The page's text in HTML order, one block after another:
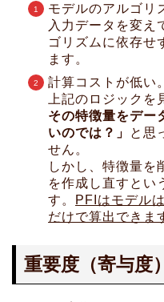
モデルのアルゴリ
入力データを変え
ゴリズムに依存せ
ます。
計算コストが低い。
上記のロジックを
その特徴量をデー
いのでは？」
と思
せん。
しかし、特徴量を
を作成し直すとい
す。
PFIはモデル
だけで算出できま
重要度（寄与度